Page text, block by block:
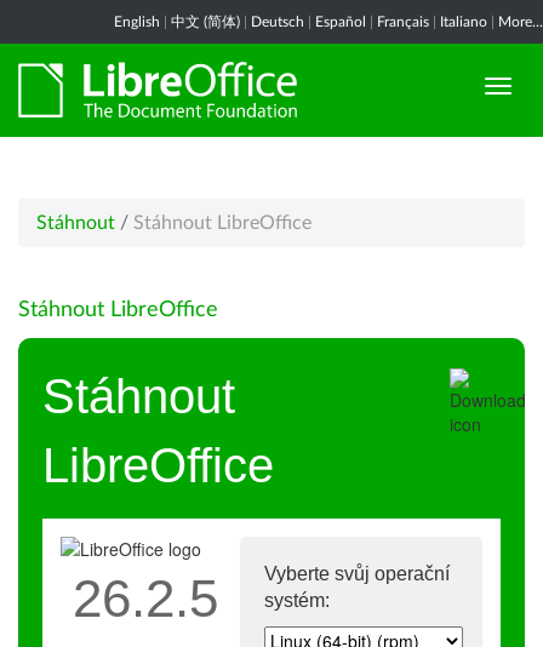
English 中文 (简体) Deutsch Español Français Italiano More...
Stáhnout / Stáhnout LibreOffice
Stáhnout LibreOffice
Stáhnout
LibreOffice
Vyberte svůj operační
systém:
26.2.5